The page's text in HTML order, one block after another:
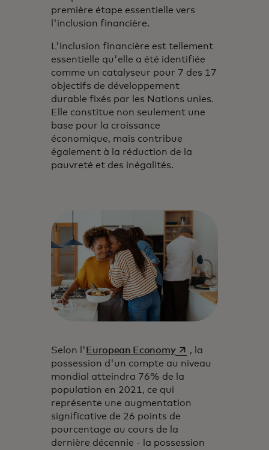
première étape essentielle vers
l'inclusion financière.
L'inclusion financière est tellement
essentielle qu'elle a été identifiée
comme un catalyseur pour 7 des 17
objectifs de développement
durable fixés par les Nations unies.
Elle constitue non seulement une
base pour la croissance
économique, mais contribue
également à la réduction de la
pauvreté et des inégalités.
Selon l' European Economys’ouvre dans un
, la
possession d'un compte au niveau
mondial atteindra 76% de la
population en 2021, ce qui
représente une augmentation
significative de 26 points de
pourcentage au cours de la
dernière décennie - la possession